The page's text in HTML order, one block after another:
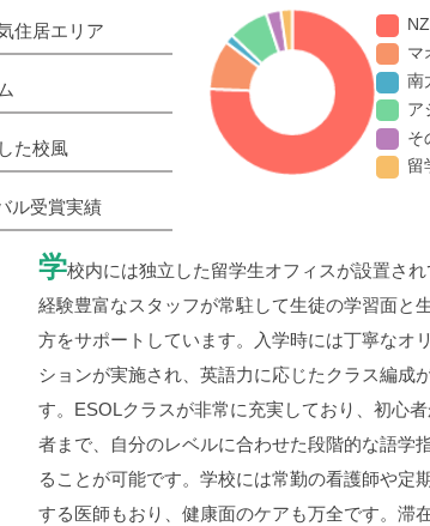
住居エリア
た校風
ル受賞実績
マ
南
ア
そ
留
学校内には独立した留学生オフィスが設置され
経験豊富なスタッフが常駐して生徒の学習面と
方をサポートしています。入学時には丁寧なオ
ションが実施され、英語力に応じたクラス編成
す。
ESOLクラスが非常に充実しており、初心
者まで、自分のレベルに合わせた段階的な語学
ることが可能です。学校には常勤の看護師や定
する医師もおり、健康面のケアも万全です。滞